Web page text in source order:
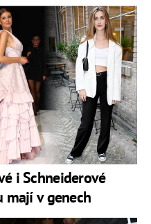
i Schneiderové
mají v genech